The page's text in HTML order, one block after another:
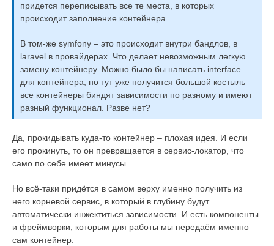
придется переписывать все те места, в которых
происходит заполнение контейнера.
В том-же symfony – это происходит внутри бандлов, в
laravel в провайдерах. Что делает невозможным легкую
замену контейнеру. Можно было бы написать interface
для контейнера, но тут уже получится большой костыль –
все контейнеры биндят зависимости по разному и имеют
разный функционал. Разве нет?
Да, прокидывать куда-то контейнер – плохая идея. И если
его прокинуть, то он превращается в сервис-локатор, что
само по себе имеет минусы.
Но всё-таки придётся в самом верху именно получить из
него корневой сервис, в который в глубину будут
автоматически инжектиться зависимости. И есть компоненты
и фреймворки, которым для работы мы передаём именно
сам контейнер.